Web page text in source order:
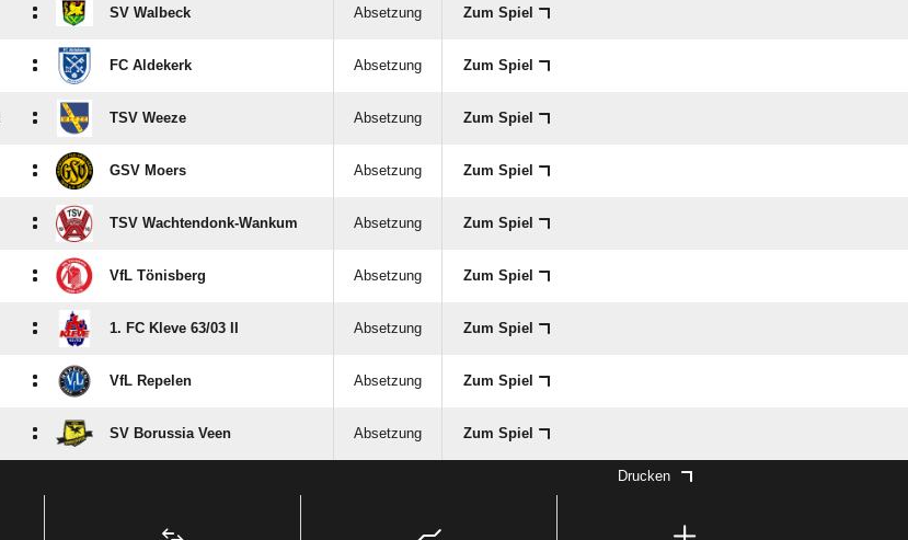
: SV Walbeck Absetzung Zum Spiel
: FC Aldekerk Absetzung Zum Spiel
: TSV Weeze Absetzung Zum Spiel
: GSV Moers Absetzung Zum Spiel
: TSV Wachtendonk-Wankum Absetzung Zum Spiel
: VfL Tönisberg Absetzung Zum Spiel
: 1. FC Kleve 63/​03 II Absetzung Zum Spiel
: VfL Repelen Absetzung Zum Spiel
: SV Borussia Veen Absetzung Zum Spiel
Drucken